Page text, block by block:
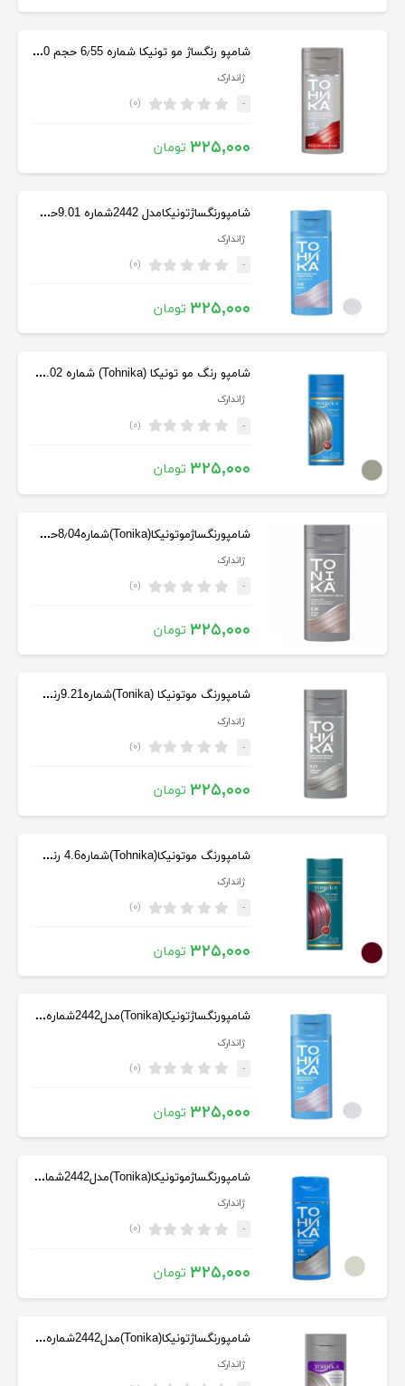
شامپو رنگساژ مو تونیکا شماره 6٫55 حجم 150 میلی لیتر رنگ قرمز
ژاندارک
- (۰)
۳۲۵,۰۰۰ تومان
شامپورنگساژتونیکامدل 2442شماره 9.01حجم 150میل بلوند ارغوانی
ژاندارک
- (۰)
۳۲۵,۰۰۰ تومان
شامپو رنگ مو تونیکا (Tohnika) شماره 9.02 رنگ مرواریدی حجم 150 میل
ژاندارک
- (۰)
۳۲۵,۰۰۰ تومان
شامپورنگساژموتونیکا(Tonika)شماره8٫04حجم150میل رنگ بلوند متوسط
ژاندارک
- (۰)
۳۲۵,۰۰۰ تومان
شامپورنگ موتونیکا (Tonika)شماره9.21رنگ بلوندخاکستری حجم150میل
ژاندارک
- (۰)
۳۲۵,۰۰۰ تومان
شامپورنگ موتونیکا(Tohnika)شماره4.6 رنگ قرمزکبود حجم 150 میلی لیتر
ژاندارک
- (۰)
۳۲۵,۰۰۰ تومان
شامپورنگساژتونیکا(Tonika)مدل2442شماره9.01حجم150میل بلوند ارغوانی
ژاندارک
- (۰)
۳۲۵,۰۰۰ تومان
شامپورنگساژموتونیکا(Tonika)مدل2442شماره9.02حجم150میلی‌رنگ نقره ای
ژاندارک
- (۰)
۳۲۵,۰۰۰ تومان
شامپورنگساژتونیکا(Tonika)مدل2442شماره9.21رنگ بلوندخاکستری150میل
ژاندارک